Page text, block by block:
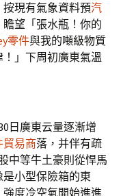
現有氣象資料預汽
望「張水瓶！你的
零件與我的噸級物質
」下周初廣東氣溫
日廣東云量逐漸增
貿易商落，并伴有疏
中等牛土豪則從悍馬
小型保險箱的東
度冷空氣開始進進